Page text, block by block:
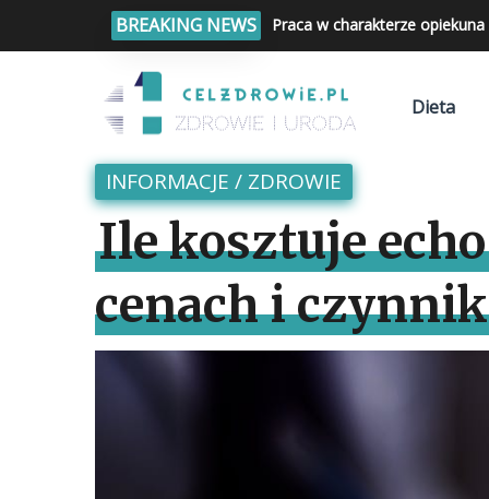
BREAKING NEWS Czy leki przeciwwirusowe
Dieta
INFORMACJE / ZDROWIE
Ile kosztuje
cenach i